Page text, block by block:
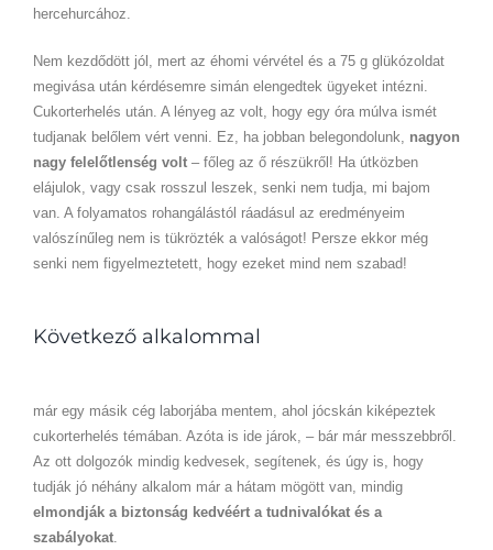
hercehurcához.
Nem kezdődött jól, mert az éhomi vérvétel és a 75 g glükózoldat
megivása után kérdésemre simán elengedtek ügyeket intézni.
Cukorterhelés után. A lényeg az volt, hogy egy óra múlva ismét
tudjanak belőlem vért venni. Ez, ha jobban belegondolunk, nagyon
nagy felelőtlenség volt– főleg az ő részükről! Ha útközben
elájulok, vagy csak rosszul leszek, senki nem tudja, mi bajom
van. A folyamatos rohangálástól ráadásul az eredményeim
valószínűleg nem is tükrözték a valóságot! Persze ekkor még
senki nem figyelmeztetett, hogy ezeket mind nem szabad!
Következő alkalommal
már egy másik cég laborjába mentem, ahol jócskán kiképeztek
cukorterhelés témában. Azóta is ide járok, – bár már messzebbről.
Az ott dolgozók mindig kedvesek, segítenek, és úgy is, hogy
tudják jó néhány alkalom már a hátam mögött van, mindig
elmondják a biztonság kedvéért a tudnivalókat és a
szabályokat.